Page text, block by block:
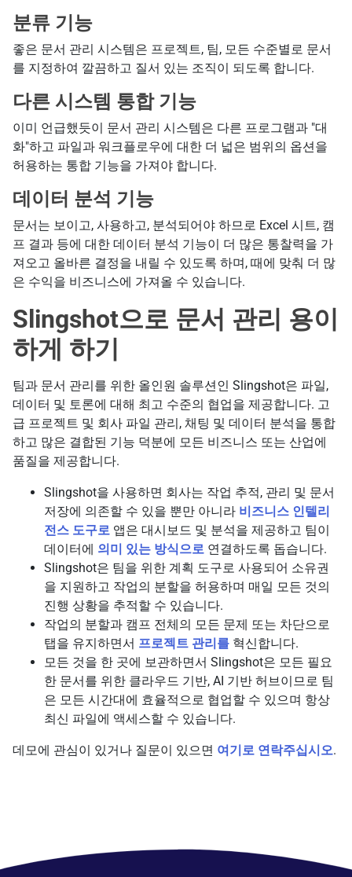
분류 기능
좋은 문서 관리 시스템은 프로젝트, 팀, 모든 수준별로 문서
를 지정하여 깔끔하고 질서 있는 조직이 되도록 합니다.
다른 시스템 통합 기능
이미 언급했듯이 문서 관리 시스템은 다른 프로그램과 "대
화"하고 파일과 워크플로우에 대한 더 넓은 범위의 옵션을
허용하는 통합 기능을 가져야 합니다.
데이터 분석 기능
문서는 보이고, 사용하고, 분석되어야 하므로 Excel 시트, 캠
프 결과 등에 대한 데이터 분석 기능이 더 많은 통찰력을 가
져오고 올바른 결정을 내릴 수 있도록 하며, 때에 맞춰 더 많
은 수익을 비즈니스에 가져올 수 있습니다.
Slingshot으로 문서 관리 용이
하게 하기
팀과 문서 관리를 위한 올인원 솔루션인 Slingshot은 파일,
데이터 및 토론에 대해 최고 수준의 협업을 제공합니다. 고
급 프로젝트 및 회사 파일 관리, 채팅 및 데이터 분석을 통합
하고 많은 결합된 기능 덕분에 모든 비즈니스 또는 산업에
품질을 제공합니다.
Slingshot을 사용하면 회사는 작업 추적, 관리 및 문서
저장에 의존할 수 있을 뿐만 아니라 비즈니스 인텔리
전스 도구로 앱은 대시보드 및 분석을 제공하고 팀이
데이터에 의미 있는 방식으로 연결하도록 돕습니다.
Slingshot은 팀을 위한 계획 도구로 사용되어 소유권
을 지원하고 작업의 분할을 허용하며 매일 모든 것의
진행 상황을 추적할 수 있습니다.
작업의 분할과 캠프 전체의 모든 문제 또는 차단으로
탭을 유지하면서 프로젝트 관리를 혁신합니다.
모든 것을 한 곳에 보관하면서 Slingshot은 모든 필요
한 문서를 위한 클라우드 기반, AI 기반 허브이므로 팀
은 모든 시간대에 효율적으로 협업할 수 있으며 항상
최신 파일에 액세스할 수 있습니다.
데모에 관심이 있거나 질문이 있으면 여기로 연락주십시오.